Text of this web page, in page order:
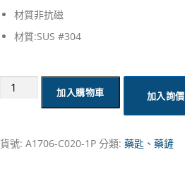
材質非抗磁
材質:SUS #304
量
加入購物車 加入詢價
貨號: A1706-C020-1P 分類: 藥匙、藥鏟